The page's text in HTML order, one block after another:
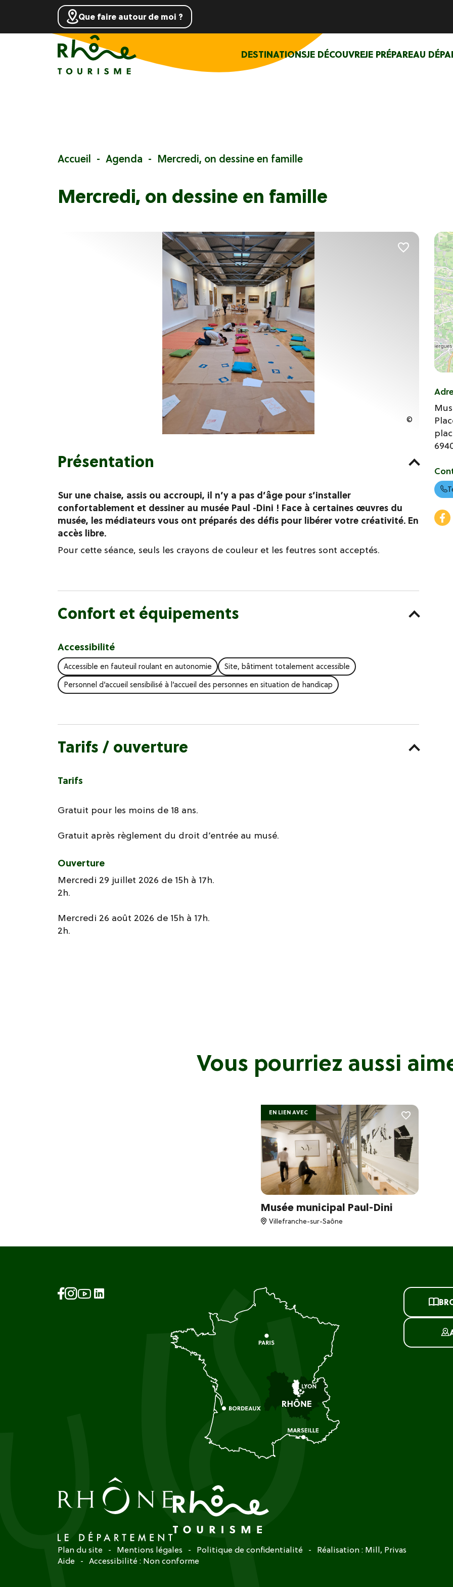
DESTINATIONSJE DÉCOUVREJE PRÉPAREAU
Que faire autour de moi ?
Accueil Agenda Mercredi, on dessine en famille
Mercredi, on dessine en famille
Présentation
Sur une chaise, assis ou accroupi, il n’y a pas d’âge pour s’installer
confortablement et dessiner au musée Paul -Dini ! Face à certaines œuvres du
musée, les médiateurs vous ont préparés des défis pour libérer votre créativité. En
accès libre.
Pour cette séance, seuls les crayons de couleur et les feutres sont acceptés.
Confort et équipements
Accessibilité
Accessible en fauteuil roulant en autonomie
Site, bâtiment totalement accessible
Personnel d’accueil sensibilisé à l’accueil des personnes en situation de handicap
Tarifs / ouverture
Tarifs
Gratuit pour les moins de 18 ans.
Gratuit après règlement du droit d’entrée au musé.
Ouverture
Mercredi 29 juillet 2026 de 15h à 17h.
2h.
Mercredi 26 août 2026 de 15h à 17h.
2h.
Vous pourriez aussi
Musée municipal Paul-Dini
Villefranche-sur-Saône
EN LIEN AVEC
Plan du site Mentions légales Politique de confidentialité Réalisation : Mill, Privas
Aide
Accessibilité : Non conforme